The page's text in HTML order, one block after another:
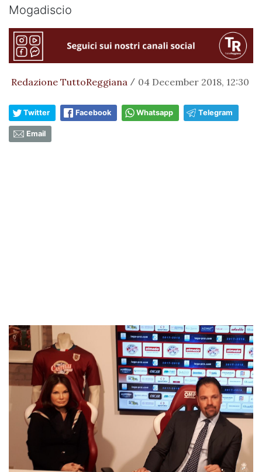
Mogadiscio
Redazione TuttoReggiana / 04 December 2018, 12:30
Twitter Facebook Whatsapp Telegram
Email